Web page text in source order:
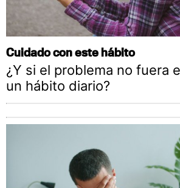
Cuidado con este hábito
¿Y si el problema no fuera
un hábito diario?